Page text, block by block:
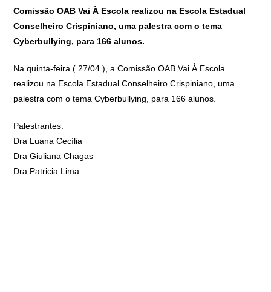
Comissão OAB Vai À Escola realizou na Escola Estadual
Conselheiro Crispiniano, uma palestra com o tema
Cyberbullying, para 166 alunos.
Na quinta-feira ( 27/04 ), a Comissão OAB Vai À Escola
realizou na Escola Estadual Conselheiro Crispiniano, uma
palestra com o tema Cyberbullying, para 166 alunos.
Palestrantes:
Dra Luana Cecília
Dra Giuliana Chagas
Dra Patricia Lima